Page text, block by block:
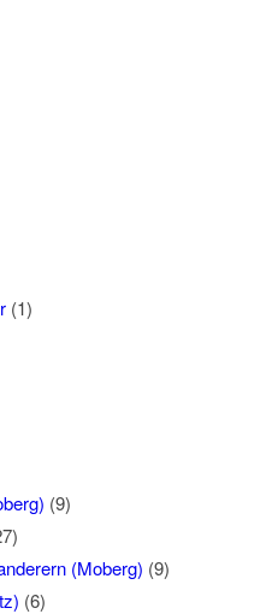
(1)
(9)
(Moberg) (9)
(6)